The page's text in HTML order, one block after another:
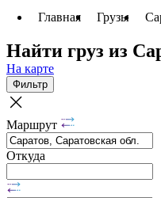
Главная Грузы
Найти груз из
На карте
Фильтр
Маршрут
Откуда